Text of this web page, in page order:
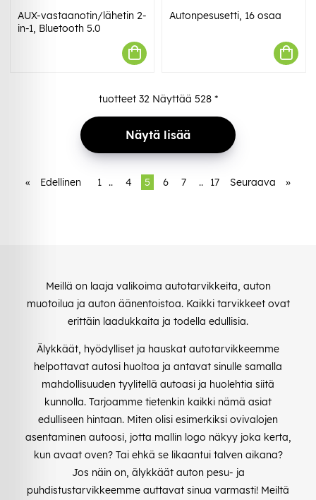
AUX-vastaanotin/lähetin 2-
in-1, Bluetooth 5.0
Autonpesusetti, 16 osaa
tuotteet 32Näyttää 528*
Näytä lisää
« Edellinen 1 .. 4 5 6 7 .. 17 Seuraava »
Meillä on laaja valikoima autotarvikkeita, auton
muotoilua ja auton äänentoistoa. Kaikki tarvikkeet ovat
erittäin laadukkaita ja todella edullisia.
Älykkäät, hyödylliset ja hauskat autotarvikkeemme
helpottavat autosi huoltoa ja antavat sinulle samalla
mahdollisuuden tyylitellä autoasi ja huolehtia siitä
kunnolla. Tarjoamme tietenkin kaikki nämä asiat
edulliseen hintaan. Miten olisi esimerkiksi ovivalojen
asentaminen autoosi, jotta mallin logo näkyy joka kerta,
kun avaat oven? Tai ehkä se likaantui talven aikana?
Jos näin on, älykkäät auton pesu- ja
puhdistustarvikkeemme auttavat sinua varmasti! Meiltä